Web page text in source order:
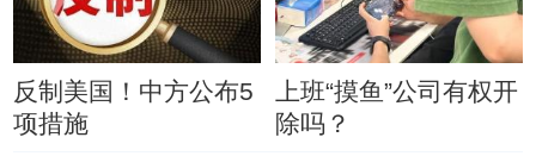
反制美国！中方公布5
项措施
上班“摸鱼”公司有权开
除吗？